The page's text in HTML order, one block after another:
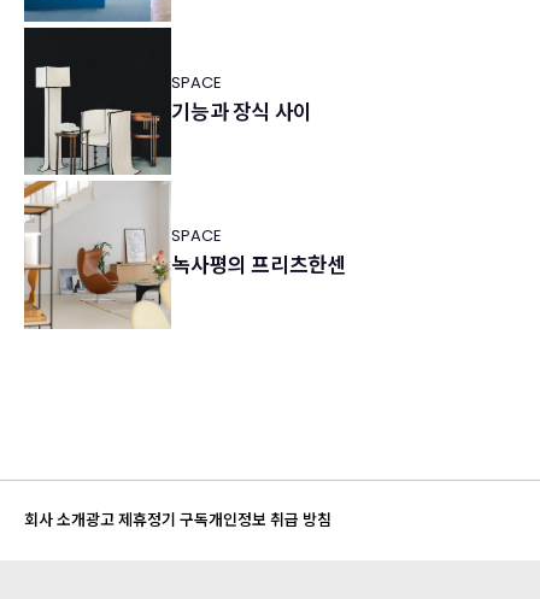
SPACE
기능과 장식 사이
SPACE
녹사평의 프리츠한센
회사 소개광고 제휴정기 구독개인정보 취급 방침